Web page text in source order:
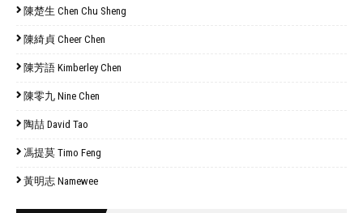
陳楚生 Chen Chu Sheng
陳綺貞 Cheer Chen
陳芳語 Kimberley Chen
陳零九 Nine Chen
陶喆 David Tao
馮提莫 Timo Feng
黃明志 Namewee